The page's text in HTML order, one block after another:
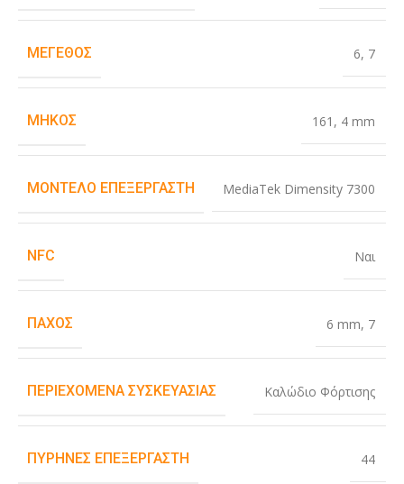
ΜΈΓΕΘΟΣ 6, 7
ΜΉΚΟΣ 161 , 4 mm
ΜΟΝΤΈΛΟ ΕΠΕΞΕΡΓΑΣΤΉ MediaTek Dimensity 7300
NFC Ναι
ΠΆΧΟΣ 6 mm, 7
ΠΕΡΙΕΧΌΜΕΝΑ ΣΥΣΚΕΥΑΣΊΑΣ Καλώδιο Φόρτισης
ΠΥΡΉΝΕΣ ΕΠΕΞΕΡΓΑΣΤΉ 44